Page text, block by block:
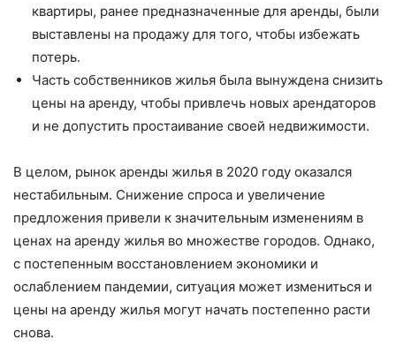
квартиры, ранее предназначенные для аренды, были
выставлены на продажу для того, чтобы избежать
потерь.
Часть собственников жилья была вынуждена снизить
цены на аренду, чтобы привлечь новых арендаторов
и не допустить простаивание своей недвижимости.
В целом, рынок аренды жилья в 2020 году оказался
нестабильным. Снижение спроса и увеличение
предложения привели к значительным изменениям в
ценах на аренду жилья во множестве городов. Однако,
с постепенным восстановлением экономики и
ослаблением пандемии, ситуация может измениться и
цены на аренду жилья могут начать постепенно расти
снова.